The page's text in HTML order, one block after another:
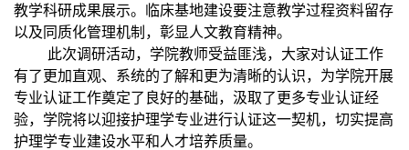
教学科研成果展示。临床基地建设要注意教学过程资料留存
以及同质化管理机制，彰显人文教育精神。
此次调研活动，学院教师受益匪浅，大家对认证工作
有了更加直观、系统的了解和更为清晰的认识，为学院开展
专业认证工作奠定了良好的基础，汲取了更多专业认证经
验，学院将以迎接护理学专业进行认证这一契机，切实提高
护理学专业建设水平和人才培养质量。